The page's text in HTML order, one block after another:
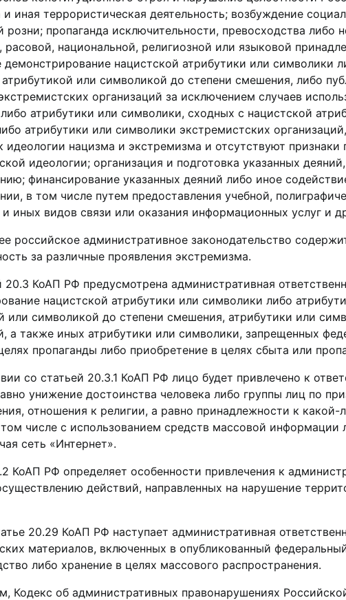
иная террористическая деятельность; возбуждение
розни; пропаганда исключительности, превосходства либо
расовой, национальной, религиозной или языковой
демонстрирование нацистской атрибутики или символики
или символикой до степени смешения, либо
организаций за исключением случаев
атрибутики или символики, сходных с нацистской
атрибутики или символики экстремистских
идеологии нацизма и экстремизма и отсутствуют
идеологии; организация и подготовка указанных
финансирование указанных деяний либо иное
в том числе путем предоставления учебной,
иных видов связи или оказания информационных услуг и
российское административное законодательство
за различные проявления экстремизма.
20.3 КоАП РФ предусмотрена административная
нацистской атрибутики или символики либо
или символикой до степени смешения, атрибутики или
а также иных атрибутики или символики, запрещенных
пропаганды либо приобретение в целях сбыта или
со статьей 20.3.1 КоАП РФ лицо будет привлечено к
унижение достоинства человека либо группы лиц по
отношения к религии, а равно принадлежности к
том числе с использованием средств массовой
сеть «Интернет».
КоАП РФ определяет особенности привлечения к
действий, направленных на нарушение
20.29 КоАП РФ наступает административная
материалов, включенных в опубликованный
либо хранение в целях массового распространения.
Кодекс об административных правонарушениях